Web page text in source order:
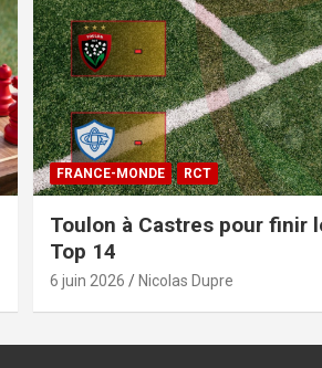
FRANCE-MONDE RCT
Toulon à Castres pour finir
Top 14
6 juin 2026 Nicolas Dupre